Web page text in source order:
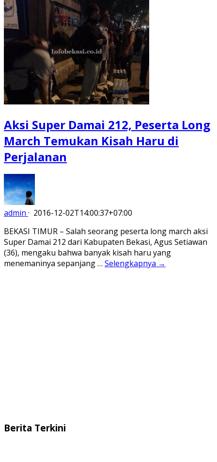
Aksi Super Damai 212, Peserta Long
March Temukan Kisah Haru di
Perjalanan
admin · 2016-12-02T14:00:37+07:00
BEKASI TIMUR – Salah seorang peserta long march aksi
Super Damai 212 dari Kabupaten Bekasi, Agus Setiawan
(36), mengaku bahwa banyak kisah haru yang
menemaninya sepanjang … Selengkapnya →
Berita Terkini